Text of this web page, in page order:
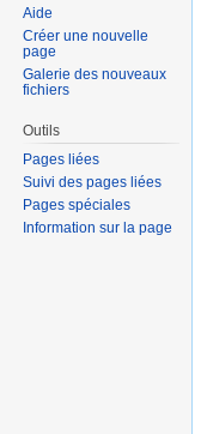
Aide
Créer une nouvelle
page
Galerie des nouveaux
fichiers
Outils
Pages liées
Suivi des pages liées
Pages spéciales
Information sur la page